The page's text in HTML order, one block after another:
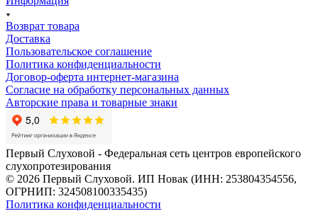
Возврат товара
Доставка
Пользовательское соглашение
Политика конфиденциальности
Договор-оферта интернет-магазина
Согласие на обработку персональных данных
Авторские права и товарные знаки
Первый Слуховой - Федеральная сеть центров европейского
слухопротезирования
© 2026 Первый Слуховой. ИП Новак (ИНН: 253804354556,
ОГРНИП: 324508100335435)
Политика конфиденциальности